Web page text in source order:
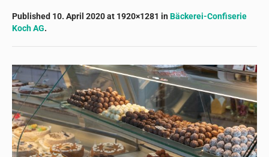
Published 10. April 2020at 1920×1281 inBäckerei-Confiserie
Koch AG.